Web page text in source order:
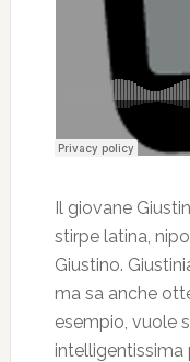
Il giovane
stirpe latina,
Giustino.
ma sa anche
esempio, vuole
intelligentissima